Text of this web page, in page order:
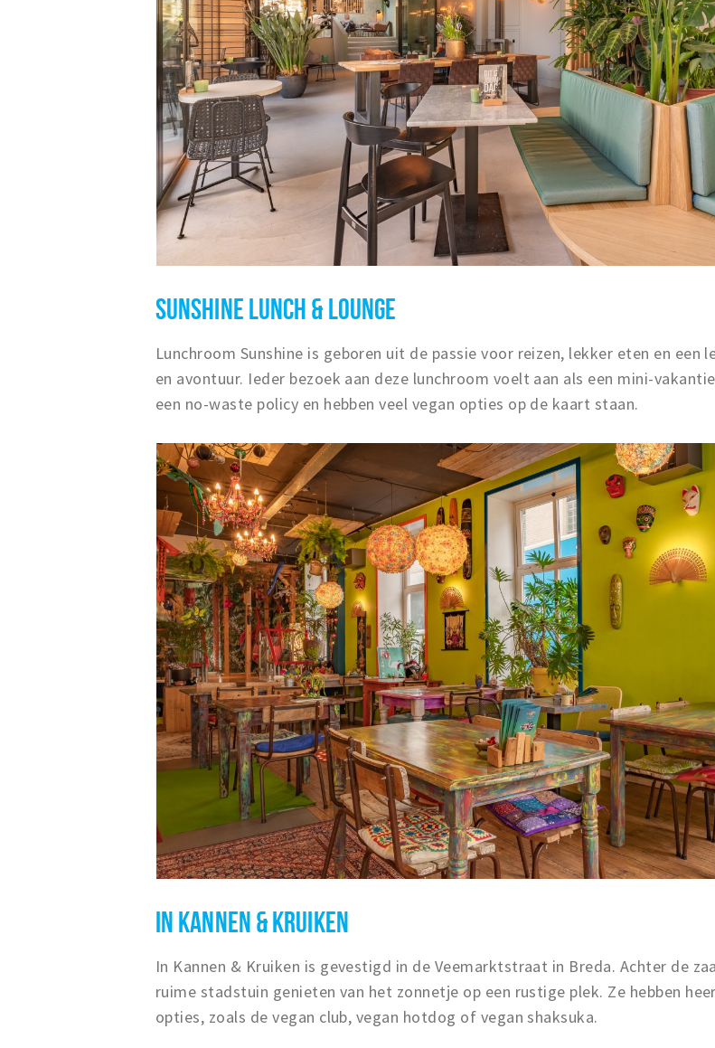
SUNSHINE LUNCH & LOUNGE
Lunchroom Sunshine is geboren uit de passie voor reizen, lekker eten en een
en avontuur. Ieder bezoek aan deze lunchroom voelt aan als een mini-
een no-waste policy en hebben veel vegan opties op de kaart staan.
IN KANNEN & KRUIKEN
In Kannen & Kruiken is gevestigd in de Veemarktstraat in Breda. Achter de
ruime stadstuin genieten van het zonnetje op een rustige plek. Ze hebben
opties, zoals de vegan club, vegan hotdog of vegan shaksuka.